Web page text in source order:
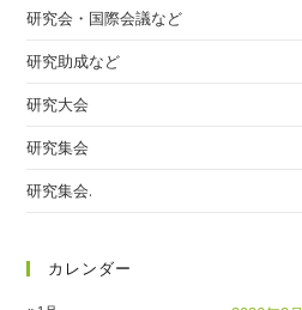
研究会・国際会議など
研究助成など
研究大会
研究集会
研究集会.
カレンダー